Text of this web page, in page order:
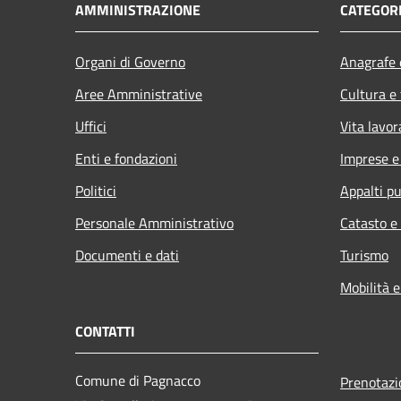
AMMINISTRAZIONE
Organi di Governo
Aree Amministrative
Uffici
Enti e fondazioni
Politici
Personale Amministrativo
Documenti e dati
Cultura
Vita
Imprese
Appalti
Catasto
Turismo
Mobilità
CONTATTI
Comune di Pagnacco